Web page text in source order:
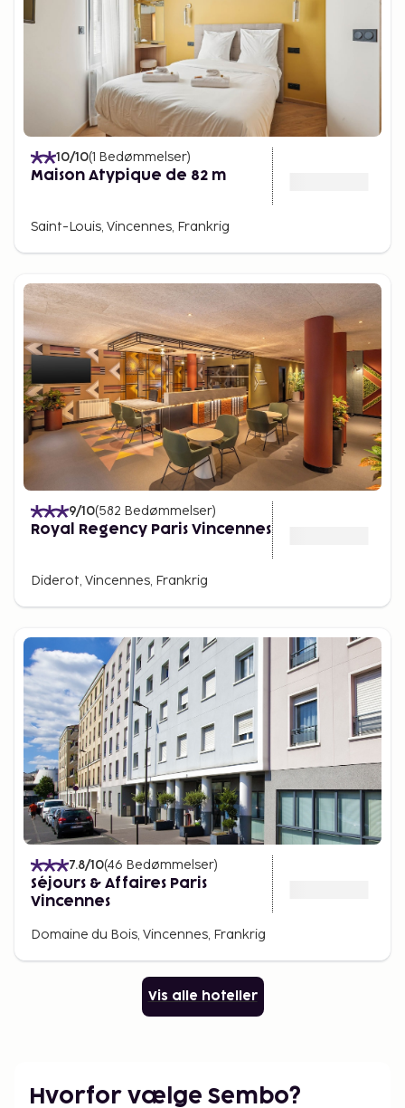
10/10(1 Bedømmelser)
Maison Atypique de 82 m
Saint-Louis, Vincennes, Frankrig
9/10(582 Bedømmelser)
Royal Regency Paris Vincennes
Diderot, Vincennes, Frankrig
7.8/10(46 Bedømmelser)
Séjours & Affaires Paris
Vincennes
Domaine du Bois, Vincennes, Frankrig
Vis alle hoteller
Hvorfor vælge Sembo?